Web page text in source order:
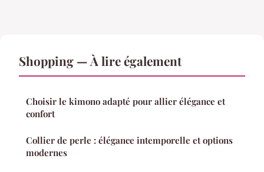
Shopping — À lire également
Choisir le kimono adapté pour allier élégance et
confort
Collier de perle : élégance intemporelle et options
modernes